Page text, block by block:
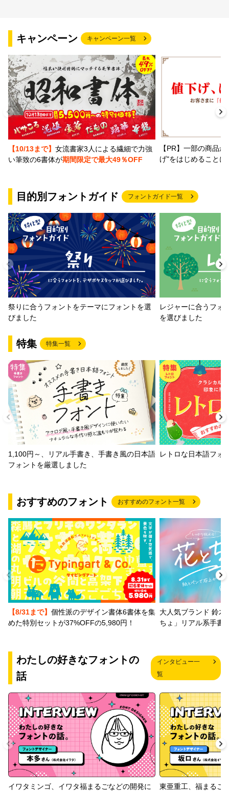
キャンペーン キャンペーン一覧
【10/13まで】 女流書家3人による繊細で力強
い筆致の6書体が期間限定で最大49％OFF
【PR】一部の商品
げ"をはじめること
目的別フォントガイド フォントガイド一覧
祭りに合うフォントをテーマにフォントを選
びました
レジャーに合うフォ
を選びました
特集 特集一覧
1,100円～、リアル手書き、手書き風の日本語
フォントを厳選しました
レトロな日本語フォ
おすすめのフォント おすすめのフォント一覧
【8/31まで】 個性派のデザイン書体6書体を集
めた特別セットが37%OFFの5,980円！
大人気ブランド 鈴木
ちょ」リアル系手書
わたしの好きなフォントの
話
インタビュー一
覧
イワタミンゴ、イワタ福まるごなどの開発に
東亜重工、福まるご